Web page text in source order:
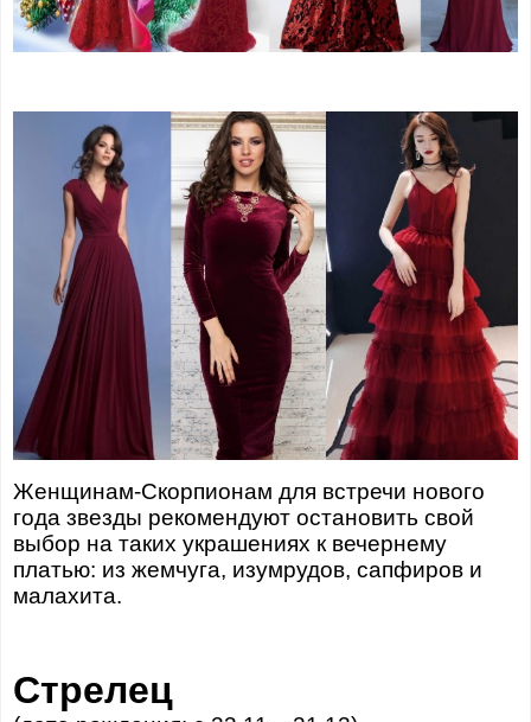
Женщинам-Скорпионам для встречи нового
года звезды рекомендуют остановить свой
выбор на таких украшениях к вечернему
платью: из жемчуга, изумрудов, сапфиров и
малахита.
Стрелец